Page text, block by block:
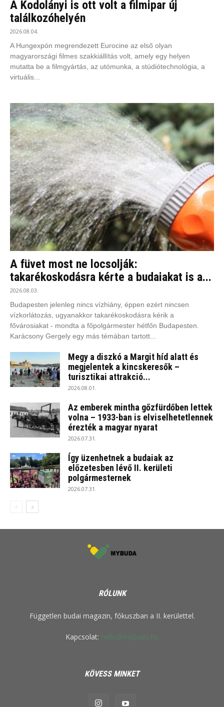
A Kodolányi is ott volt a filmipar új
találkozóhelyén
2026.08.04.
A Hungexpón megrendezett Eurocine az első olyan
magyarországi filmes szakkiállítás volt, amely egy helyen
mutatta be a filmgyártás, az utómunka, a stúdiótechnológia, a
virtuális...
A füvet most ne locsolják:
takarékoskodásra kérte a budaiakat is a...
2026.08.03.
Budapesten jelenleg nincs vízhiány, éppen ezért nincsen
vízkorlátozás, ugyanakkor takarékoskodásra kérik a
fővárosiakat - mondta a főpolgármester hétfőn Budapesten.
Karácsony Gergely egy más témában tartott...
Megy a diszkó a Margit híd alatt és
megjelentek a kincskeresők –
turisztikai attrakció...
2026.08.01.
Az emberek mintha gőzfürdőben lettek
volna – 1933-ban is elviselhetetlennek
érezték a magyar nyarat
2026.07.31.
Így üzenhetnek a budaiak az
előzetesben lévő II. kerületi
polgármesternek
2026.07.31.
RÓLUNK
Független budai magazin, fókuszban a II. kerülettel.
Kapcsolat: hello@mybuda.hu
KÖVESS MINKET